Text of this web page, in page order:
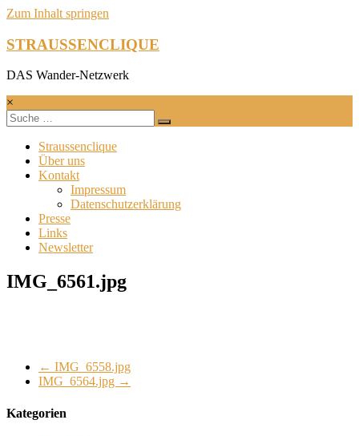
Zum Inhalt springen
STRAUSSENCLIQUE
DAS Wander-Netzwerk
×
Straussenclique
Über uns
Kontakt
Impressum
Datenschutzerklärung
Presse
Links
Newsletter
IMG_6561.jpg
← IMG_6558.jpg
IMG_6564.jpg →
Kategorien